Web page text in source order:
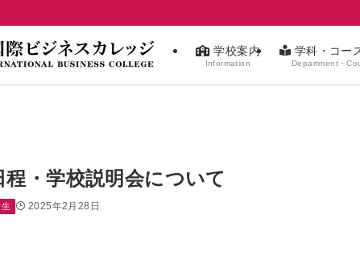
学校案内
Information
学科・コー
Department・
・学校説明会について
2025年2月28日